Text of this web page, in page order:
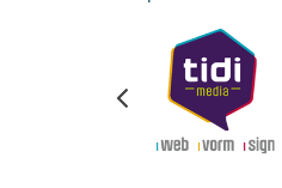
Previous